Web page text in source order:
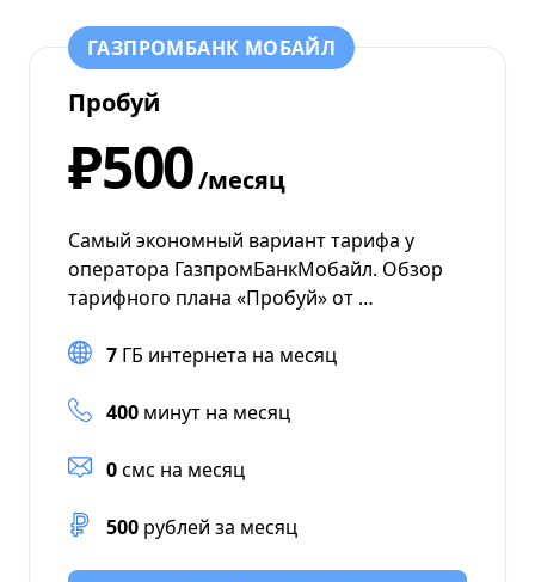
ГАЗПРОМБАНК МОБАЙЛ
Пробуй
₽500/месяц
Самый экономный вариант тарифа у
оператора ГазпромБанкМобайл. Обзор
тарифного плана «Пробуй» от …
7 ГБ интернета на месяц
400 минут на месяц
0смс на месяц
500 рублей за месяц